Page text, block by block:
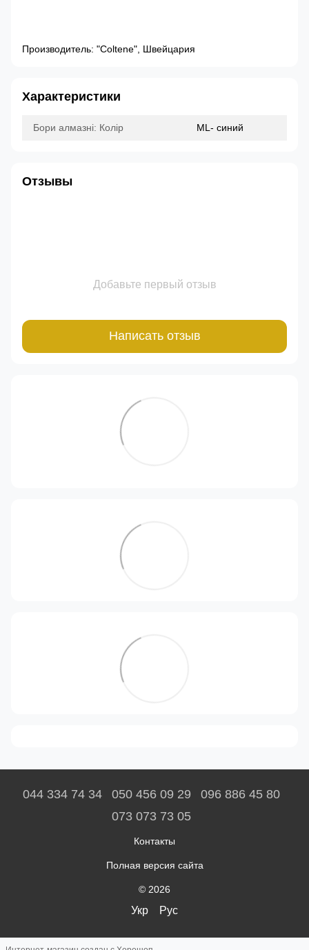
Производитель: "Coltene", Швейцария
Характеристики
Бори алмазні: Колір ML- синий
Отзывы
Добавьте первый отзыв
Написать отзыв
044 334 74 34 050 456 09 29
096 886 45 80
073 073 73 05
Контакты
Полная версия сайта
© 2026
Укр Рус